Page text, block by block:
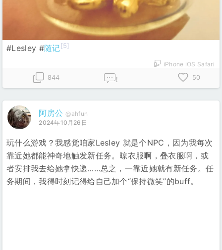
#Lesley #随记[5]
iPhone iOS Safari
844
! 50
阿房公 @ahfun
2024年10月26日
玩什么游戏？我感觉咱家Lesley 就是个NPC，因为我每次
靠近她都能神奇地触发新任务。晾衣服啊，叠衣服啊，或
者安排我去给她拿快递……总之，一靠近她就有新任务。任
务期间，我得时刻记得给自己加个“保持微笑”的buff。